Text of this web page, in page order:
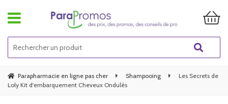
Parapharmacie en ligne pas cher Shampooing
Les Secrets de
Loly Kit d'embarquement Cheveux Ondulés